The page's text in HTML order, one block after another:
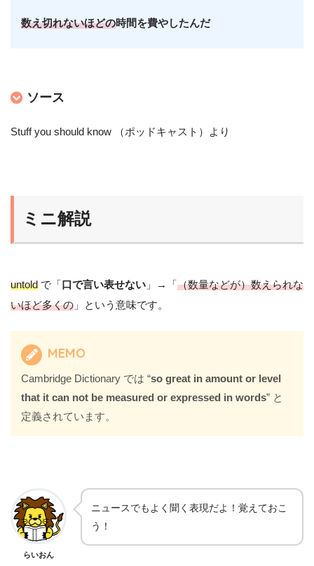
数え切れないほどの時間を費やしたんだ
ソース
Stuff you should know （ポッドキャスト）より
ミニ解説
untold で「口で言い表せない 」→「（数量などが）数えられな
いほど多くの 」という意味です。
MEMO
Cambridge Dictionary では “so great in amount or level
that it can not be measured or expressed in words” と
定義されています。
らいおん
ニュースでもよく聞く表現だよ！覚えておこ
う！